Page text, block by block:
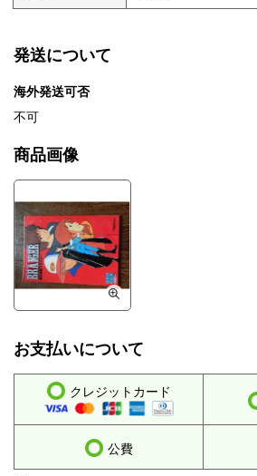
発送について
海外発送可否
不可
商品画像
お支払いについて
クレジットカード
公費